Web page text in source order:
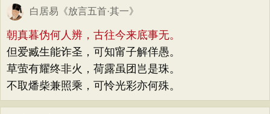
白居易 《放言五首·其一》
朝真暮伪何人辨，古往今来底事无。
但爱臧生能诈圣，可知甯子解佯愚。
草萤有耀终非火，荷露虽团岂是珠。
不取燔柴兼照乘，可怜光彩亦何殊。